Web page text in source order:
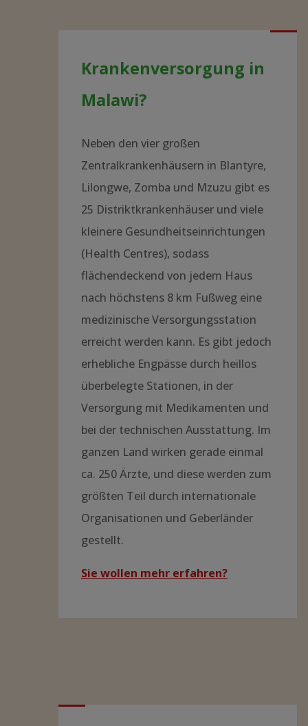
Krankenversorgung in
Malawi?
Neben den vier großen
Zentralkrankenhäusern in Blantyre,
Lilongwe, Zomba und Mzuzu gibt es
25 Distriktkrankenhäuser und viele
kleinere Gesundheitseinrichtungen
(Health Centres), sodass
flächendeckend von jedem Haus
nach höchstens 8 km Fußweg eine
medizinische Versorgungsstation
erreicht werden kann. Es gibt jedoch
erhebliche Engpässe durch heillos
überbelegte Stationen, in der
Versorgung mit Medikamenten und
bei der technischen Ausstattung. Im
ganzen Land wirken gerade einmal
ca. 250 Ärzte, und diese werden zum
größten Teil durch internationale
Organisationen und Geberländer
gestellt.
Sie wollen mehr erfahren?